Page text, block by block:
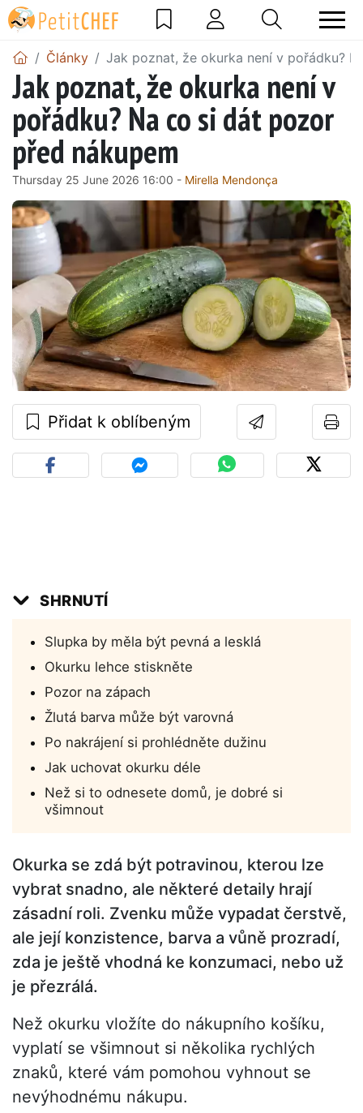
Články Jak poznat, že okurka není v pořádku?
Jak poznat, že okurka není v
pořádku? Na co si dát pozor
před nákupem
Thursday 25 June 2026 16:00 - Mirella Mendonça
Přidat k oblíbeným
SHRNUTÍ
Slupka by měla být pevná a lesklá
Okurku lehce stiskněte
Pozor na zápach
Žlutá barva může být varovná
Po nakrájení si prohlédněte dužinu
Jak uchovat okurku déle
Než si to odnesete domů, je dobré si
všimnout
Okurka se zdá být potravinou, kterou lze
vybrat snadno, ale některé detaily hrají
zásadní roli. Zvenku může vypadat čerstvě,
ale její konzistence, barva a vůně prozradí,
zda je ještě vhodná ke konzumaci, nebo už
je přezrálá.
Než okurku vložíte do nákupního košíku,
vyplatí se všimnout si několika rychlých
znaků, které vám pomohou vyhnout se
nevýhodnému nákupu.